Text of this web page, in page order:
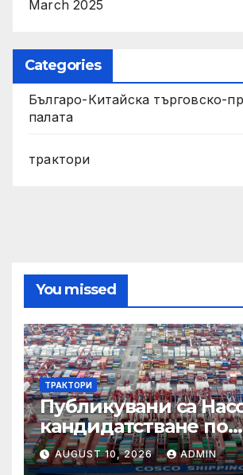
March 2025
Categories
Българо-Китайска търговско-
палата
трактори
You missed
ТРАКТОРИ
Публикувани са
кандидатстване по
процедурата за
помощ за ИТИ по
AUGUST 10, 2026 ADMIN